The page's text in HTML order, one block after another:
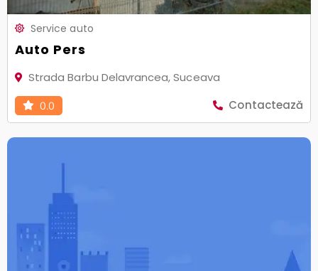
Service auto
Auto Pers
Strada Barbu Delavrancea, Suceava
0.0 Contactează